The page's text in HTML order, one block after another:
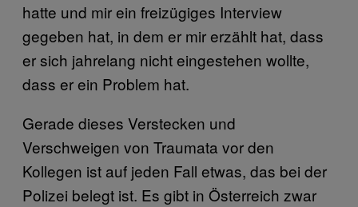
hatte und mir ein freizügiges Interview
gegeben hat, in dem er mir erzählt hat, dass
er sich jahrelang nicht eingestehen wollte,
dass er ein Problem hat.
Gerade dieses Verstecken und
Verschweigen von Traumata vor den
Kollegen ist auf jeden Fall etwas, das bei der
Polizei belegt ist. Es gibt in Österreich zwar